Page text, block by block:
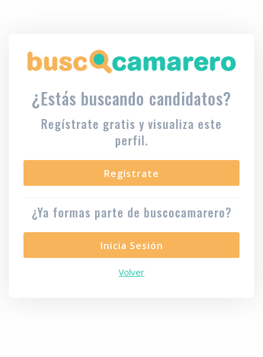
¿Estás buscando candidatos?
Regístrate gratis y visualiza este
perfil.
Regístrate
¿Ya formas parte de buscocamarero?
Inicia Sesión
Volver